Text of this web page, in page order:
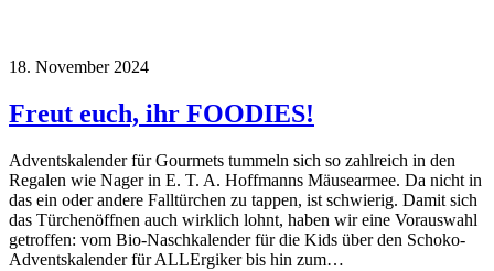
18. November 2024
Freut euch, ihr FOODIES!
Adventskalender für Gourmets tummeln sich so zahlreich in den
Regalen wie Nager in E. T. A. Hoffmanns Mäusearmee. Da nicht in
das ein oder andere Falltürchen zu tappen, ist schwierig. Damit sich
das Türchenöffnen auch wirklich lohnt, haben wir eine Vorauswahl
getroffen: vom Bio-Naschkalender für die Kids über den Schoko-
Adventskalender für ALLErgiker bis hin zum…